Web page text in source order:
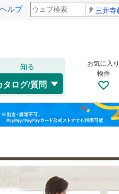
ヘルプ 三井寺
知る
タログ/質問
お気に入り
物件
福島 兵庫区(15)
垂水区(4)
明石市(14)
山陽本線（JR西日本）(
姫新線(13)
東西線(13)
(1) (1) (
南道路（1）
古家あり（8）